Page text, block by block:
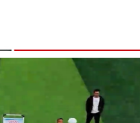
团：从田间到地